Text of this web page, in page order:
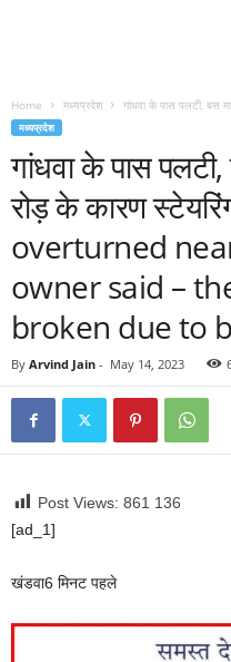
Home मध्यप्रदेश गांधवा के पास पलटी, बस
मध्यप्रदेश
गांधवा के पास
रोड़ के कारण
overturned
owner said –
broken due to
By Arvind Jain - May 14, 2023
Post Views: 861 136
[ad_1]
खंडवा6 मिनट पहले